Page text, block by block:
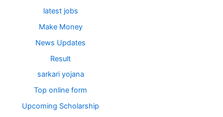
latest jobs
Make Money
News Updates
Result
sarkari yojana
Top online form
Upcoming Scholarship